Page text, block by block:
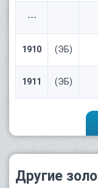
---
1910 (ЭБ)
1911 (ЭБ)
Другие